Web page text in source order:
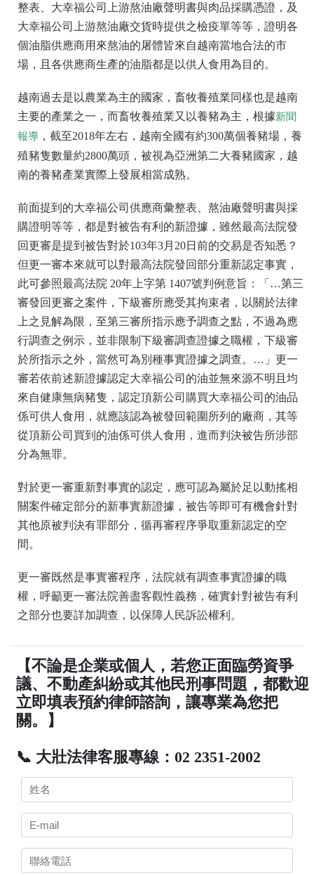
整表、大幸福公司上游熬油廠聲明書與肉品採購憑證，及
大幸福公司上游熬油廠交貨時提供之檢疫單等等，證明各
個油脂供應商用來熬油的屠體皆來自越南當地合法的市
場，且各供應商生產的油脂都是以供人食用為目的。
越南過去是以農業為主的國家，畜牧養殖業同樣也是越南
主要的產業之一，而畜牧養殖業又以養豬為主，根據新聞
報導 ，截至2018年左右，越南全國有約300萬個養豬場，養
殖豬隻數量約2800萬頭，被視為亞洲第二大養豬國家，越
南的養豬產業實際上發展相當成熟。
前面提到的大幸福公司供應商彙整表、熬油廠聲明書與採
購證明等等，都是對被告有利的新證據，雖然最高法院發
回更審是提到被告對於103年3月20日前的交易是否知悉？
但更一審本來就可以對最高法院發回部分重新認定事實，
此可參照最高法院 20年上字第 1407號判例意旨：「…第三
審發回更審之案件，下級審所應受其拘束者，以關於法律
上之見解為限，至第三審所指示應予調查之點，不過為應
行調查之例示，並非限制下級審調查證據之職權，下級審
於所指示之外，當然可為別種事實證據之調查。…」更一
審若依前述新證據認定大幸福公司的油並無來源不明且均
來自健康無病豬隻，認定頂新公司購買大幸福公司的油品
係可供人食用，就應該認為被發回範圍所列的廠商，其等
從頂新公司買到的油係可供人食用，進而判決被告所涉部
分為無罪。
對於更一審重新對事實的認定，應可認為屬於足以動搖相
關案件確定部分的新事實新證據，被告等即可有機會針對
其他原被判決有罪部分，循再審程序爭取重新認定的空
間。
更一審既然是事實審程序，法院就有調查事實證據的職
權，呼籲更一審法院善盡客觀性義務，確實針對被告有利
之部分也要詳加調查，以保障人民訴訟權利。
【不論是企業或個人，若您正面臨勞資爭
議、不動產糾紛或其他民刑事問題，都歡迎
立即填表預約律師諮詢，讓專業為您把
關。】
📞 大壯法律客服專線：02 2351-2002